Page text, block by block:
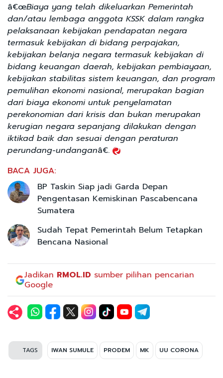
â€œBiaya yang telah dikeluarkan Pemerintah
dan/atau lembaga anggota KSSK dalam rangka
pelaksanaan kebijakan pendapatan negara
termasuk kebijakan di bidang perpajakan,
kebijakan belanja negara termasuk kebijakan di
bidang keuangan daerah, kebijakan pembiayaan,
kebijakan stabilitas sistem keuangan, dan program
pemulihan ekonomi nasional, merupakan bagian
dari biaya ekonomi untuk penyelamatan
perekonomian dari krisis dan bukan merupakan
kerugian negara sepanjang dilakukan dengan
iktikad baik dan sesuai dengan peraturan
perundang-undanganâ€.
BACA JUGA:
BP Taskin Siap jadi Garda Depan
Pengentasan Kemiskinan Pascabencana
Sumatera
Sudah Tepat Pemerintah Belum Tetapkan
Bencana Nasional
Jadikan RMOL.ID sumber pilihan pencarian
Google
TAGS IWAN SUMULE PRODEM MK UU CORONA